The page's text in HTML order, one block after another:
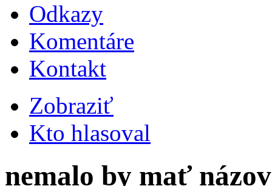
Odkazy
Komentáre
Kontakt
Zobraziť
Kto hlasoval
nemalo by mať názov